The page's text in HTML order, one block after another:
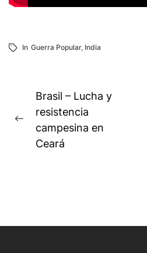
In Guerra Popular, India
Navegación
de
entradas
Previous
post:
Brasil – Lucha y
resistencia
campesina en
Ceará